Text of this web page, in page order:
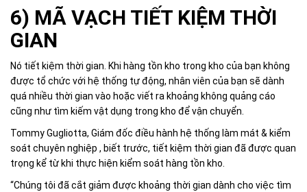
6) MÃ VẠCH TIẾT KIỆM THỜI
GIAN
Nó tiết kiệm thời gian. Khi hàng tồn kho trong kho của bạn không
được tổ chức với hệ thống tự động, nhân viên của bạn sẽ dành
quá nhiều thời gian vào hoặc viết ra khoảng không quảng cáo
cũng như tìm kiếm vật dụng trong kho để vận chuyển.
Tommy Gugliotta, Giám đốc điều hành hệ thống làm mát & kiểm
soát chuyên nghiệp , biết trước, tiết kiệm thời gian đã được quan
trọng kể từ khi thực hiện kiểm soát hàng tồn kho.
“Chúng tôi đã cắt giảm được khoảng thời gian dành cho việc tìm